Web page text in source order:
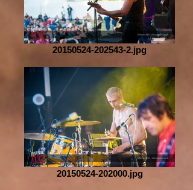
20150524-202543-2.jpg
20150524-202000.jpg